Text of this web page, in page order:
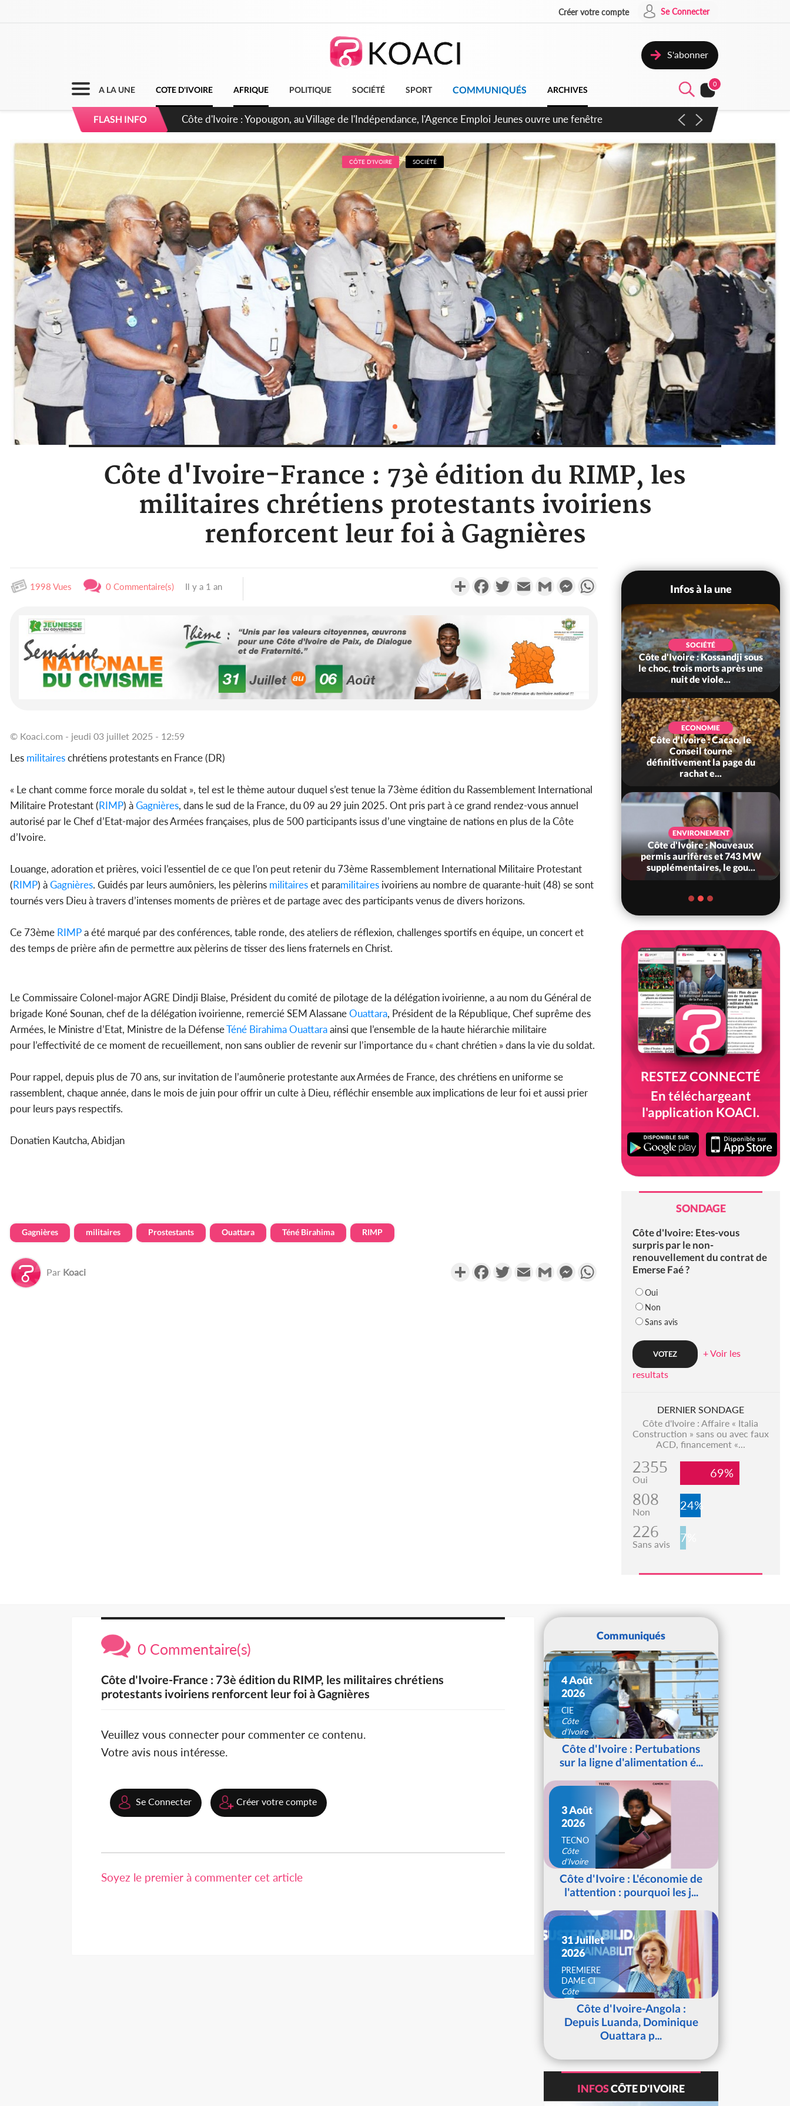
Créer votre compte Se Connecter
S'abonner
A LA UNE COTE D'IVOIRE AFRIQUE POLITIQUE SOCIÉTÉ SPORT COMMUNIQUÉS ARCHIVES
0
FLASH INFO
Côte d'Ivoire : CHU de Treichville, après la fronde, les agents contractuels obtiennent un accord avec la
CÔTE D'IVOIRE SOCIÉTÉ
Côte d'Ivoire-France : 73è édition du RIMP, les
militaires chrétiens protestants ivoiriens
renforcent leur foi à Gagnières
1998 Vues 0 Commentaire(s) Il y a 1 an PartagerFacebookTwitterEmail Gmail MessengerWhatsApp
© Koaci.com - jeudi 03 juillet 2025 - 12:59
Les militaireschrétiens protestants en France (DR)
« Le chant comme force morale du soldat », tel est le thème autour duquel s’est tenue la 73ème édition du Rassemblement International
Militaire Protestant (RIMP) àGagnières, dans le sud de la France, du 09 au 29 juin 2025. Ont pris part à ce grand rendez-vous annuel
autorisé par le Chef d’Etat-major des Armées françaises, plus de 500 participants issus d’une vingtaine de nations en plus de la Côte
d’Ivoire.
Louange, adoration et prières, voici l’essentiel de ce que l’on peut retenir du 73ème Rassemblement International Militaire Protestant
(RIMP) àGagnières. Guidés par leurs aumôniers, les pèlerins militaireset paramilitaires ivoiriens au nombre de quarante-huit (48) se sont
tournés vers Dieu à travers d’intenses moments de prières et de partage avec des participants venus de divers horizons.
Ce 73ème RIMPa été marqué par des conférences, table ronde, des ateliers de réflexion, challenges sportifs en équipe, un concert et
des temps de prière afin de permettre aux pèlerins de tisser des liens fraternels en Christ.
Le Commissaire Colonel-major AGRE Dindji Blaise, Président du comité de pilotage de la délégation ivoirienne, a au nom du Général de
brigade Koné Sounan, chef de la délégation ivoirienne, remercié SEM AlassaneOuattara, Président de la République, Chef suprême des
Armées, le Ministre d’Etat, Ministre de la DéfenseTéné BirahimaOuattaraainsi que l’ensemble de la haute hiérarchie militaire
pour l’effectivité de ce moment de recueillement, non sans oublier de revenir sur l’importance du « chant chrétien » dans la vie du soldat.
Pour rappel, depuis plus de 70 ans, sur invitation de l’aumônerie protestante aux Armées de France, des chrétiens en uniforme se
rassemblent, chaque année, dans le mois de juin pour offrir un culte à Dieu, réfléchir ensemble aux implications de leur foi et aussi prier
pour leurs pays respectifs.
Donatien Kautcha, Abidjan
Gagnières militaires Prostestants Ouattara Téné Birahima RIMP
Par Koaci PartagerFacebookTwitterEmail Gmail MessengerWhatsApp
Infos à la une
POLITIQUE
Côte d'Ivoire : Indépendance
2026, Yopougon coeur
battant de la célébration...
modernise ses structures...
SOCIÉTÉ
Côte d'Ivoire : Kossandji sous
le choc, trois morts après une
nuit de viole...
ECONOMIE
Côte d'Ivoire : Cacao, le
Conseil tourne
définitivement la page du
rachat e...
ENVIRONEMENT
Côte d'Ivoire : Nouveaux
permis aurifères et 743 MW
supplémentaires, le gou...
RESTEZ CONNECTÉ
En téléchargeant
l'application KOACI.
SONDAGE
Côte d'Ivoire: Etes-vous
surpris par le non-
renouvellement du contrat de
Emerse Faé ?
Oui
Non
Sans avis
+ Voir les
resultats
DERNIER SONDAGE
Côte d'Ivoire : Affaire « Italia
Construction » sans ou avec faux
ACD, financement «...
2355
Oui 69%
808
Non 24%
226
Sans avis 7%
0 Commentaire(s)
Côte d'Ivoire-France : 73è édition du RIMP, les militaires chrétiens
protestants ivoiriens renforcent leur foi à Gagnières
Veuillez vous connecter pour commenter ce contenu.
Votre avis nous intéresse.
Se Connecter Créer votre compte
Soyez le premier à commenter cet article
Communiqués
4 Août
2026
CIE
Côte
d'Ivoire
Côte d'Ivoire : Pertubations
sur la ligne d'alimentation é...
3 Août
2026
TECNO
Côte
d'Ivoire
Côte d'Ivoire : L'économie de
l'attention : pourquoi les j...
31 Juillet
2026
PREMIERE
DAME CI
Côte
d'IvoireCôte d'Ivoire-Angola :
Depuis Luanda, Dominique
Ouattara p...
INFOSCÔTE D'IVOIRE